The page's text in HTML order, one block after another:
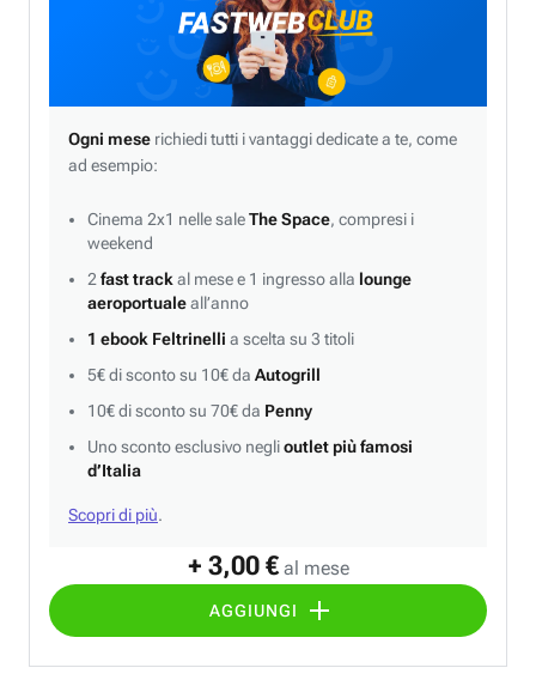
+ 3,00 € al mese
AGGIUNGI
Ogni mese richiedi tutti i vantaggi dedicate a te, come
ad esempio:
Cinema 2x1 nelle saleThe Space, compresi i
weekend
2 fast track al mese e 1 ingresso alla lounge
aeroportualeall’anno
1 ebook Feltrinelli a scelta su 3 titoli
5€ di sconto su 10€ da Autogrill
10€ di sconto su 70€ da Penny
Uno sconto esclusivo neglioutlet più famosi
d’Italia
Scopri di più.